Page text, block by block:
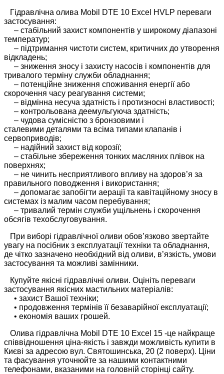
Гідравлічна олива Mobil DTE 10 Excel HVLP переваги
застосування:
– cтабільний захист компонентів у широкому діапазоні
температур;
– підтримання чистоти систем, критичних до утворення
відкладень;
– зниження зносу і захисту насосів і компонентів для
тривалого терміну служби обладнання;
– потенційне зниження споживання енергії або
скорочення часу реагування системи;
– відмінна несуча здатність і протизносні властивості;
– контрольована деемульгуюча здатність;
– чудова сумісністю з бронзовими і
сталевими деталями та всіма типами клапанів і
сервоприводів;
– надійний захист від корозії;
– стабільне збереження тонких масляних плівок на
поверхнях;
– не чинить несприятливого впливу на здоров’я за
правильного поводження і використання;
– допомагає запобігти аерації та кавітаційному зносу в
системах із малим часом перебування;
– тривалий термін служби ущільнень і скорочення
обсягів техобслуговування.
При виборі гідравлічної оливи обов’язково звертайте
увагу на посібник з експлуатації техніки та обладнання,
де чітко зазначено необхідний від оливи, в’язкість, умови
застосування та можливі замінники.
Купуйте якісні гідравлічні оливи. Оцініть переваги
застосування якісних мастильних матеріалів:
• захист Вашої техніки;
• продовження термінів її безаварійної експлуатації;
• економія ваших грошей.
Олива гідравлічна Mobil DTE 10 Excel 15 -це найкраще
співвідношення ціна-якість і завжди можливість купити в
Києві за адресою вул. Святошинська, 20 (2 поверх). Ціни
та фасування уточнюйте за нашими контактними
телефонами, вказаними на головній сторінці сайту.